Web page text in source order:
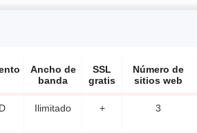
Ancho de
banda
SSL
gratis
Número de
sitios web
Ilimitado + 3